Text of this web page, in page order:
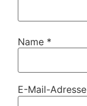
Name *
E-Mail-Adresse